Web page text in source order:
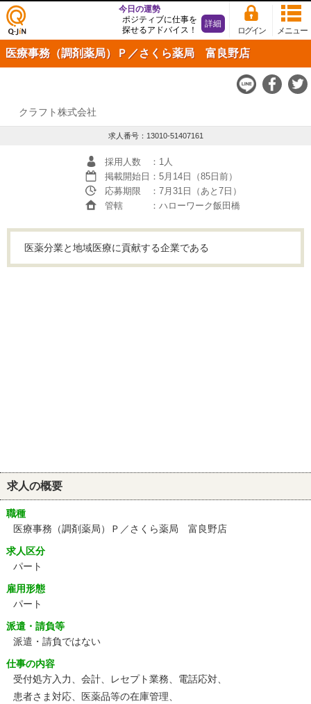
仕事
探し
の求
Q-JiN
メニュー
ログイン
今日の運勢
ポジティブに仕事を
探せるアドバイス！
詳細
医療事務（調剤薬局）Ｐ／さくら薬局 富良野店
クラフト株式会社
求人番号：13010-51407161
採用人数
：1人
掲載開始日 ：5月14日（85日前）
応募期限
：7月31日（あと7日）
管轄
：ハローワーク飯田橋
医薬分業と地域医療に貢献する企業である
求人の概要
職種
医療事務（調剤薬局）Ｐ／さくら薬局 富良野店
求人区分
パート
雇用形態
パート
派遣・請負等
派遣・請負ではない
仕事の内容
受付処方入力、会計、レセプト業務、電話応対、
患者さま対応、医薬品等の在庫管理、